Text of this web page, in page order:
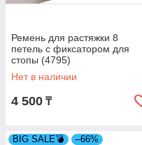
Ремень для растяжки 8
петель с фиксатором для
стопы (4795)
Нет в наличии
4 500 ₸
BIG SALE💣 –66%